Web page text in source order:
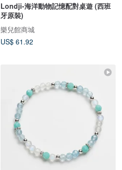
Londji-海洋動物記憶配對桌遊 (西班
牙原裝)
樂兒館商城
US$ 61.92